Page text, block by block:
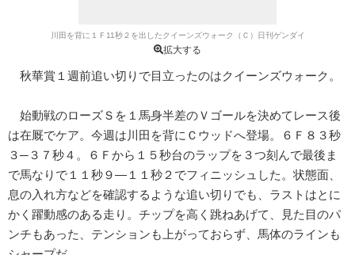
川田を背に１Ｆ11秒２を出したクイーンズウォーク（Ｃ）日刊ゲンダイ
拡大する
秋華賞１週前追い切りで目立ったのはクイーンズウォーク。
始動戦のローズＳを１馬身半差のＶゴールを決めてレース後
は在厩でケア。今週は川田を背にＣウッドへ登場。６Ｆ８３秒
３─３７秒４。６Ｆから１５秒台のラップを３つ刻んで最後ま
で馬なりで１１秒９―１１秒２でフィニッシュした。状態面、
息の入れ方などを確認するような追い切りでも、ラストはとに
かく躍動感のある走り。チップを高く跳ねあげて、見た目のパ
ンチもあった、テンションも上がっておらず、馬体のラインも